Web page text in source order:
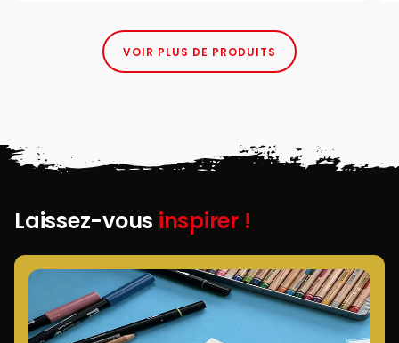
VOIR PLUS DE PRODUITS
Laissez-vous inspirer !